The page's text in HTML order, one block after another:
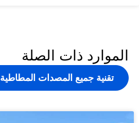
الموارد ذات الصلة
تقنية جميع المصدات المطاطية